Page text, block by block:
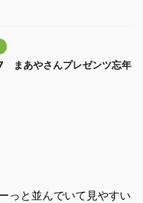
まあやさんプレゼンツ忘年
っと並んでいて見やすい